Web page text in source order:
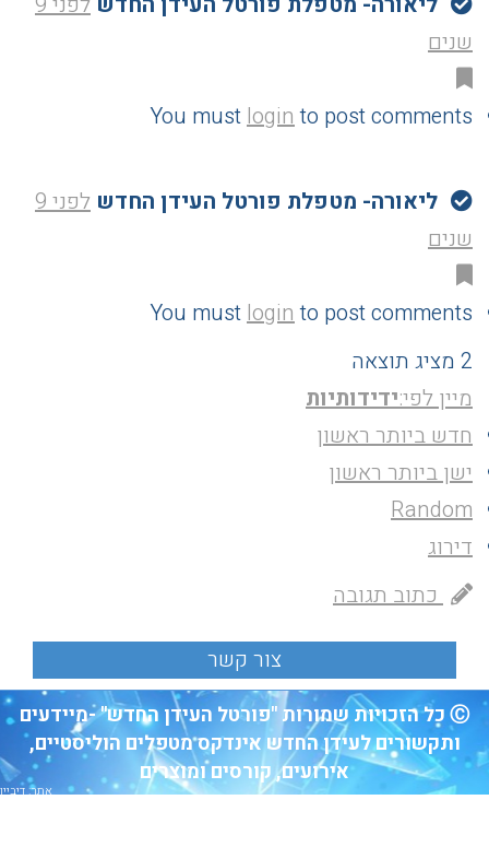
שנים
You mustloginto post comments
ליאורה- מטפלת פורטל העידן החדש
לפני 9
שנים
You mustloginto post comments
2 מציג תוצאה
מיין לפי:ידידותיות
חדש ביותר ראשון
ישן ביותר ראשון
Random
דירוג
כתוב תגובה
Ⓒ כל הזכויות שמורות "פורטל העידן החדש" -מיידעים
ותקשורים לעידן החדש אינדקס מטפלים הוליסטיים,
אירועים, קורסים ומוצרים
אתר: דיביין